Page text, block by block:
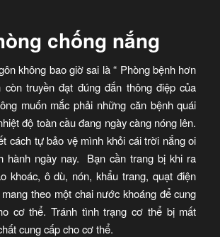
chống nắng
không bao giờ sai là “ Phòng bệnh hơn
còn truyền đạt đúng đắn thông điệp của
muốn mắc phải những căn bệnh quái
độ toàn cầu đang ngày càng nóng lên.
cách tự bảo vệ mình khỏi cái trời nắng oi
hành ngày nay. Bạn cần trang bị khi ra
khoác, ô dù, nón, khẩu trang, quạt điện
theo một chai nước khoáng để cung
cơ thể. Tránh tình trạng cơ thể bị mất
cung cấp cho cơ thể.